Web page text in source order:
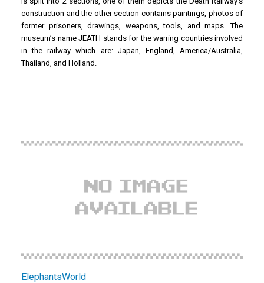
construction and the other section contains paintings, photos of
former prisoners, drawings, weapons, tools, and maps. The
museum’s name JEATH stands for the warring countries involved
in the railway which are: Japan, England, America/Australia,
Thailand, and Holland.
ElephantsWorld